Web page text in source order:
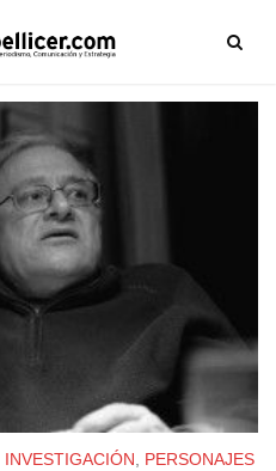
INVESTIGACIÓN, PERSONAJES